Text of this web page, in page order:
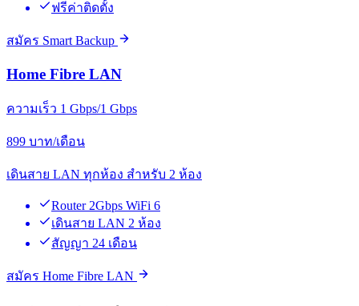
ฟรีค่าติดตั้ง
สมัคร Smart Backup
Home Fibre LAN
ความเร็ว 1 Gbps/1 Gbps
899 บาท/เดือน
เดินสาย LAN ทุกห้อง สำหรับ 2 ห้อง
Router 2Gbps WiFi 6
เดินสาย LAN 2 ห้อง
สัญญา 24 เดือน
สมัคร Home Fibre LAN